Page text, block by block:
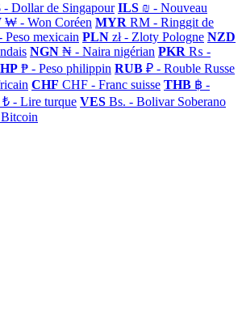
- Dollar de Singapour ILS ₪ - Nouveau
₩ - Won Coréen MYR RM - Ringgit de
mexicain PLN zł - Zloty Pologne NZD
NGN ₦ - Naira nigérian PKR ₨ -
₱ - Peso philippin RUB ₽ - Rouble Russe
CHF CHF - Franc suisse THB ฿ -
₺ - Lire turque VES Bs. - Bolivar Soberano